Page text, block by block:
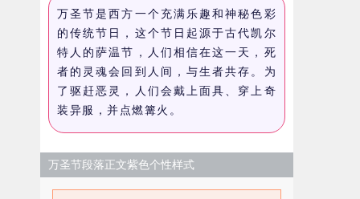
万圣节是西方一个充满乐趣和神秘色彩
的传统节日，这个节日起源于古代凯尔
特人的萨温节，人们相信在这一天，死
者的灵魂会回到人间，与生者共存。为
了驱赶恶灵，人们会戴上面具、穿上奇
装异服，并点燃篝火。
万圣节段落正文紫色个性样式